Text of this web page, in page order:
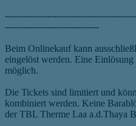
-------------------------------
Beim Onlinekauf kann
eingelöst werden. Eine
möglich.
Die Tickets sind limitiert und
kombiniert werden. Keine
der TBL Therme Laa a.d.Thaya